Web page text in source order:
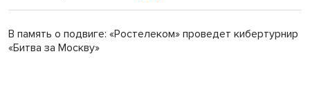
В память о подвиге: «Ростелеком» проведет кибертурнир
«Битва за Москву»